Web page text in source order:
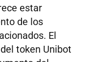
estar
de los
El
token Unibot